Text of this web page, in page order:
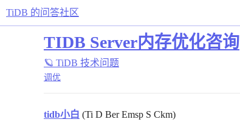
TiDB 的问答社区
TIDB Server内存优化咨询
🪐 TiDB 技术问题
调优
tidb小白 (Ti D Ber Emsp S Ckm)